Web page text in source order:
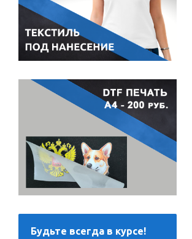
Будьте всегда в курсе!